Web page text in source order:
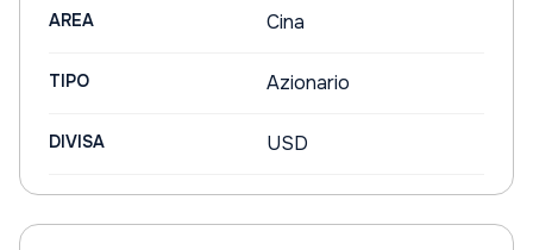
AREA Cina
TIPO Azionario
DIVISA USD